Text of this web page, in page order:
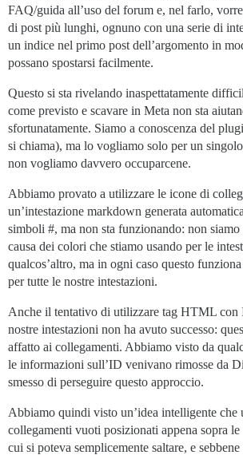
FAQ/guida all’uso del forum e, nel farlo,
di post più lunghi, ognuno con una serie di
un indice nel primo post dell’argomento in
possano spostarsi facilmente.
Questo si sta rivelando inaspettatamente
come previsto e scavare in Meta non sta
sfortunatamente. Siamo a conoscenza del
si chiama), ma lo vogliamo solo per un
non vogliamo davvero occuparcene.
Abbiamo provato a utilizzare le icone di
un’intestazione markdown generata
simboli #, ma non sta funzionando: non siamo
causa dei colori che stiamo usando per le
qualcos’altro, ma in ogni caso questo
per tutte le nostre intestazioni.
Anche il tentativo di utilizzare tag HTML con
nostre intestazioni non ha avuto successo:
affatto ai collegamenti. Abbiamo visto da
le informazioni sull’ID venivano rimosse da
smesso di perseguire questo approccio.
Abbiamo quindi visto un’idea intelligente che
collegamenti vuoti posizionati appena sopra le
cui si poteva semplicemente saltare, e